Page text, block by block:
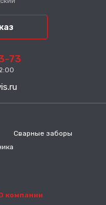
73
Сварные заборы
компании